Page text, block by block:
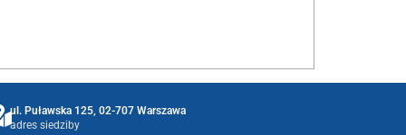
ul. Puławska 125, 02-707 Warszawa
adres siedziby